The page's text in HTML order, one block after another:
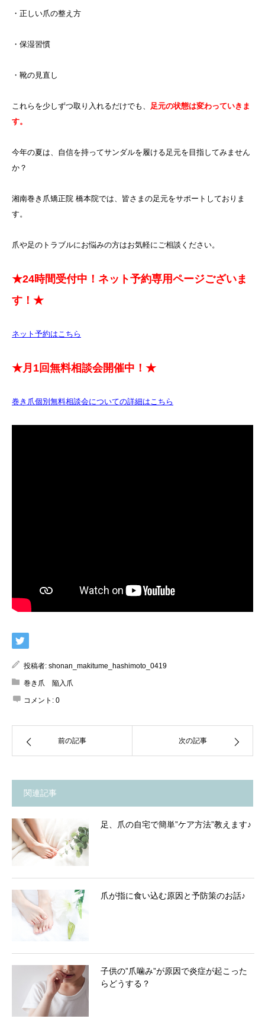
・正しい爪の整え方
・保湿習慣
・靴の見直し
これらを少しずつ取り入れるだけでも、 足元の状態は変わっていきま
す。
今年の夏は、自信を持ってサンダルを履ける足元を目指してみません
か？
湘南巻き爪矯正院 橋本院では、皆さまの足元をサポートしておりま
す。
爪や足のトラブルにお悩みの方はお気軽にご相談ください。
★24時間受付中！ネット予約専用ページございま
す！★
ネット予約はこちら
★月1回無料相談会開催中！★
巻き爪個別無料相談会についての詳細はこちら
投稿者: shonan_makitume_hashimoto_0419
巻き爪 陥入爪
コメント: 0
前の記事 次の記事
関連記事
足、爪の自宅で簡単”ケア方法”教えます♪
爪が指に食い込む原因と予防策のお話♪
子供の”爪噛み”が原因で炎症が起こった
らどうする？